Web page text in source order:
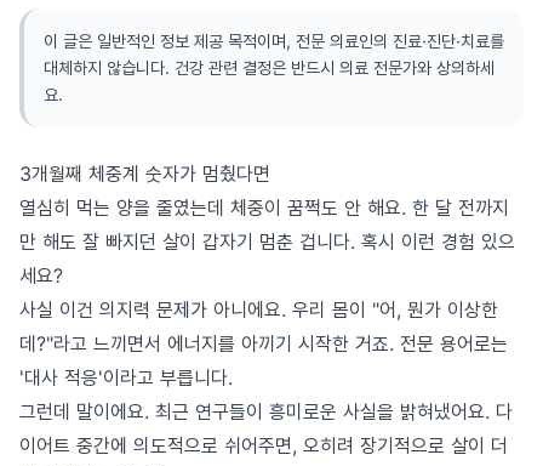
이 글은 일반적인 정보 제공 목적이며, 전문 의료인의 진료·진단·치료를
대체하지 않습니다. 건강 관련 결정은 반드시 의료 전문가와 상의하세
요.
3개월째 체중계 숫자가 멈췄다면
열심히 먹는 양을 줄였는데 체중이 꿈쩍도 안 해요. 한 달 전까지
만 해도 잘 빠지던 살이 갑자기 멈춘 겁니다. 혹시 이런 경험 있으
세요?
사실 이건 의지력 문제가 아니에요. 우리 몸이 "어, 뭔가 이상한
데?"라고 느끼면서 에너지를 아끼기 시작한 거죠. 전문 용어로는
'대사 적응'이라고 부릅니다.
그런데 말이에요. 최근 연구들이 흥미로운 사실을 밝혀냈어요. 다
이어트 중간에 의도적으로 쉬어주면, 오히려 장기적으로 살이 더